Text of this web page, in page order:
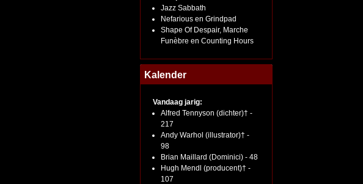
Jazz Sabbath
Nefarious en Grindpad
Shape Of Despair, Marche
Funèbre en Counting Hours
Kalender
Vandaag jarig:
Alfred Tennyson (dichter)† -
217
Andy Warhol (illustrator)† -
98
Brian Maillard (Dominici) - 48
Hugh Mendl (producent)† -
107